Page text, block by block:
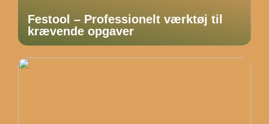
Festool – Professionelt værktøj til
krævende opgaver